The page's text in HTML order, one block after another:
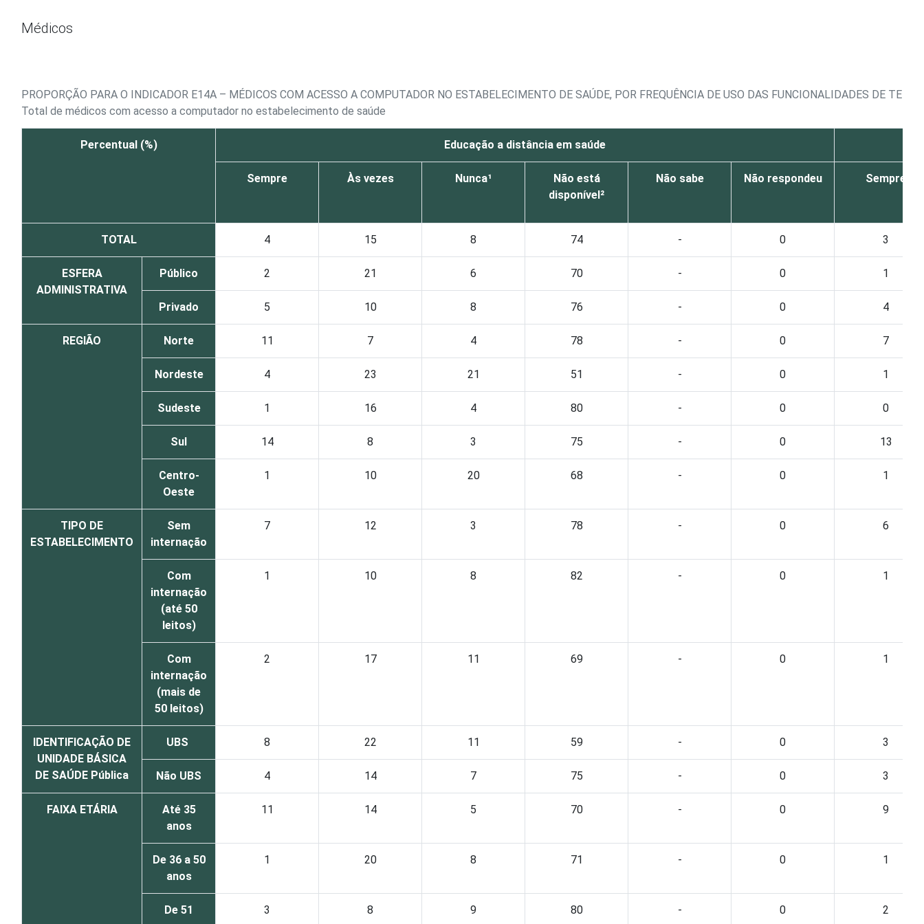
Médicos
PROPORÇÃO PARA O INDICADOR E14A – MÉDICOS COM ACESSO A COMPUTADOR NO ESTABELECIMENTO DE SAÚDE, POR FREQUÊNCIA DE USO DAS FUNCIONALIDADES DE
Total de médicos com acesso a computador no estabelecimento de saúde
Percentual (%) Educação a distância em saúde
Sempre Às vezes Nunca¹
Não está
disponível²
Não sabe Não respondeu Sempre
TOTAL 4 15 8 74 - 0 3
ESFERA
ADMINISTRATIVA
Público 2 21 6 70 - 0 1
Privado 5 10 8 76 - 0 4
REGIÃO Norte 11 7 4 78 - 0 7
Nordeste 4 23 21 51 - 0 1
Sudeste 1 16 4 80 - 0 0
Sul 14 8 3 75 - 0 13
Centro-
Oeste
1 10 20 68 - 0 1
TIPO DE
ESTABELECIMENTO
Sem
internação
7 12 3 78 - 0 6
Com
internação
(até 50
leitos)
1 10 8 82 - 0 1
Com
internação
(mais de
50 leitos)
2 17 11 69 - 0 1
IDENTIFICAÇÃO DE
UNIDADE BÁSICA
DE SAÚDE Pública
UBS 8 22 11 59 - 0 3
Não UBS 4 14 7 75 - 0 3
FAIXA ETÁRIA
Até 35
anos
11 14 5 70 - 0 9
De 36 a 50
anos
1 20 8 71 - 0 1
De 51
3 8 9 80 - 0 2